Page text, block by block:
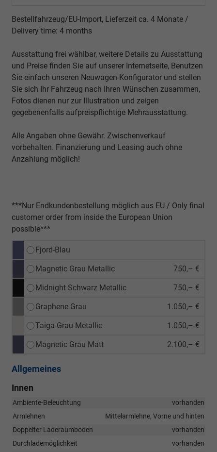
Bestellfahrzeug/EU-Import, Lieferzeit ca. 4 Monate /
Delivery time: 4 months
Ausstattung frei wählbar, weitere Details zu Ausstattung
und Preise finden Sie auf unserer Internetseite, Benutzen
Sie einfach unseren Neuwagen-Konfigurator und stellen
Sie sich Ihr Fahrzeug nach Ihren Wünschen zusammen,
Fotos dienen nur zur Illustration und zeigen
gegebenenfalls aufpreispflichtige Mehrausstattung.
Alle Angaben ohne Gewähr. Zwischenverkauf
vorbehalten. Finanzierung und Leasing auch ohne
Anzahlung möglich!
***Nur Endkundenbestellung möglich aus EU / Only final
customer order from inside the European Union
possible***
Fjord-Blau
Magnetic Grau Metallic 750,– €
Midnight Schwarz Metallic 750,– €
Graphene Grau 1.050,– €
Taiga-Grau Metallic 1.050,– €
Magnetic Grau Matt 2.100,– €
Allgemeines
Innen
Ambiente-Beleuchtung
vorhanden
Armlehnen
Mittelarmlehne, Vorne und hinten
Doppelter Laderaumboden
vorhanden
Durchlademöglichkeit
vorhanden